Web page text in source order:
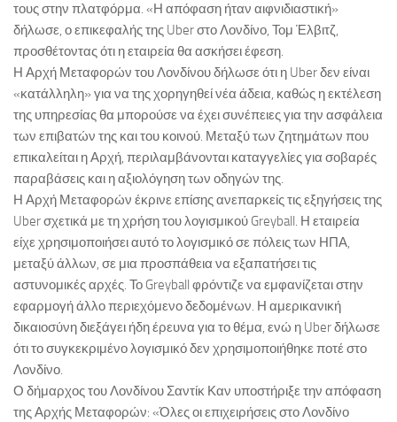
τους στην πλατφόρμα. «Η απόφαση ήταν αιφνιδιαστική»
δήλωσε, ο επικεφαλής της Uber στο Λονδίνο, Τομ Έλβιτζ,
προσθέτοντας ότι η εταιρεία θα ασκήσει έφεση.
Η Αρχή Μεταφορών του Λονδίνου δήλωσε ότι η Uber δεν είναι
«κατάλληλη» για να της χορηγηθεί νέα άδεια, καθώς η εκτέλεση
της υπηρεσίας θα μπορούσε να έχει συνέπειες για την ασφάλεια
των επιβατών της και του κοινού. Μεταξύ των ζητημάτων που
επικαλείται η Αρχή, περιλαμβάνονται καταγγελίες για σοβαρές
παραβάσεις και η αξιολόγηση των οδηγών της.
Η Αρχή Μεταφορών έκρινε επίσης ανεπαρκείς τις εξηγήσεις της
Uber σχετικά με τη χρήση του λογισμικού Greyball. Η εταιρεία
είχε χρησιμοποιήσει αυτό το λογισμικό σε πόλεις των ΗΠΑ,
μεταξύ άλλων, σε μια προσπάθεια να εξαπατήσει τις
αστυνομικές αρχές. Το Greyball φρόντιζε να εμφανίζεται στην
εφαρμογή άλλο περιεχόμενο δεδομένων. Η αμερικανική
δικαιοσύνη διεξάγει ήδη έρευνα για το θέμα, ενώ η Uber δήλωσε
ότι το συγκεκριμένο λογισμικό δεν χρησιμοποιήθηκε ποτέ στο
Λονδίνο.
Ο δήμαρχος του Λονδίνου Σαντίκ Καν υποστήριξε την απόφαση
της Αρχής Μεταφορών: «Όλες οι επιχειρήσεις στο Λονδίνο